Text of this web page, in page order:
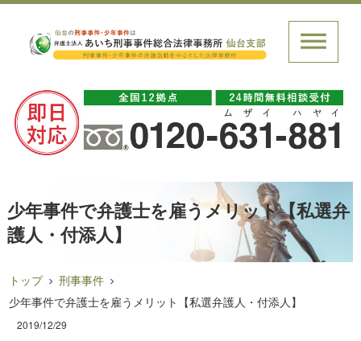
少年事件で弁護士を雇うメリット【私選弁
護人・付添人】
トップ
刑事事件
少年事件で弁護士を雇うメリット【私選弁護人・付添人】
2019/12/29